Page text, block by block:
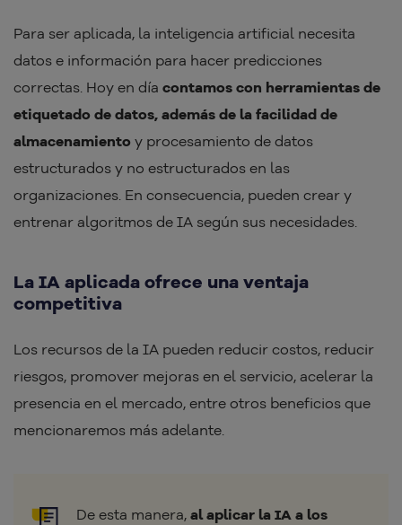
Para ser aplicada, la inteligencia artificial necesita
datos e información para hacer predicciones
correctas. Hoy en día contamos con herramientas de
etiquetado de datos, además de la facilidad de
almacenamiento y procesamiento de datos
estructurados y no estructurados en las
organizaciones. En consecuencia, pueden crear y
entrenar algoritmos de IA según sus necesidades.
La IA aplicada ofrece una ventaja
competitiva
Los recursos de la IA pueden reducir costos, reducir
riesgos, promover mejoras en el servicio, acelerar la
presencia en el mercado, entre otros beneficios que
mencionaremos más adelante.
De esta manera, al aplicar la IA a los